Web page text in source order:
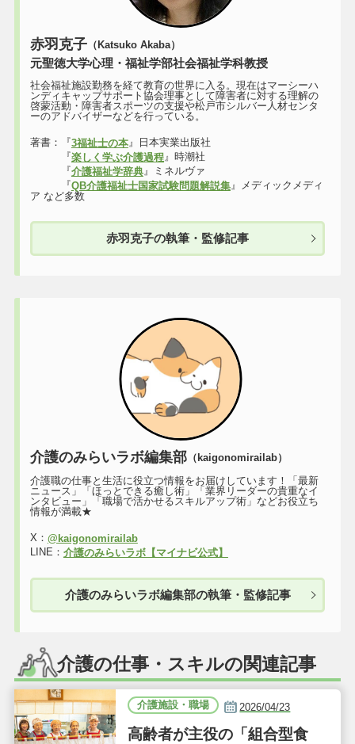
赤羽克子（Katsuko Akaba）
元聖徳大学心理・福祉学部社会福祉学科教授
社会福祉施設勤務を経て教育の世界に入る。現在はマーシーハ
ンディキャップサポート協会理事として障害者に対する理解の
啓蒙活動・障害者スポーツの支援や松戸市シルバー人材センタ
ーのアドバイザーなどを行っている。
著書：『3福祉士の本』日本実業出版社
『楽しく学ぶ介護過程』時潮社
『介護福祉学辞典』ミネルヴァ
『QB介護福祉士国家試験問題解説集』メディックメディ
ア など多数
赤羽克子の執筆・監修記事
介護のみらいラボ編集部（kaigonomirailab）
介護職の仕事と生活に役立つ情報をお届けしています！「最新
ニュース」「ほっとできる癒し術」「業界リーダーの貴重なイ
ンタビュー」「職場で活かせるスキルアップ術」などお役立ち
情報が満載★
X： @kaigonomirailab
LINE： 介護のみらいラボ【マイナビ公式】
介護のみらいラボ編集部の執筆・監修記事
介護の仕事・スキルの関連記事
介護施設・職場 2026/04/23
高齢者が主役の「組合型食